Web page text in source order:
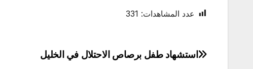
عدد المشاهدات: 331
تصفّح
استشهاد طفل برصاص الاحتلال في الخليل